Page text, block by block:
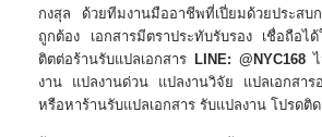
กงสุล ด้วยทีมงานมืออาชีพที่เปี่ยมด้วยประสบ
ถูกต้อง เอกสารมีตราประทับรับรอง เชื่อถือไ
ติตต่อร้านรับแปลเอกสาร LINE: @NYC168
งาน แปลงานด่วน แปลงานวิจัย แปลเอกสาร
หรือหาร้านรับแปลเอกสาร รับแปลงาน โปรดติด